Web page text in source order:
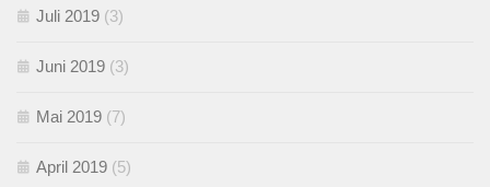
Juli 2019 (3)
Juni 2019 (3)
Mai 2019 (7)
April 2019 (5)